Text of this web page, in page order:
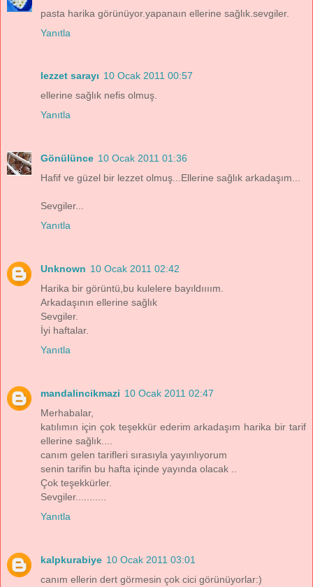
pasta harika görünüyor.yapanaın ellerine sağlık.sevgiler.
Yanıtla
lezzet sarayı 10 Ocak 2011 00:57
ellerine sağlık nefis olmuş.
Yanıtla
Gönülünce 10 Ocak 2011 01:36
Hafif ve güzel bir lezzet olmuş...Ellerine sağlık arkadaşım...
Sevgiler...
Yanıtla
Unknown 10 Ocak 2011 02:42
Harika bir görüntü,bu kulelere bayıldıııım.
Arkadaşının ellerine sağlık
Sevgiler.
İyi haftalar.
Yanıtla
mandalincikmazi 10 Ocak 2011 02:47
Merhabalar,
katılımın için çok teşekkür ederim arkadaşım harika bir tarif
ellerine sağlık....
canım gelen tarifleri sırasıyla yayınlıyorum
senin tarifin bu hafta içinde yayında olacak ..
Çok teşekkürler.
Sevgiler...........
Yanıtla
kalpkurabiye 10 Ocak 2011 03:01
canım ellerin dert görmesin çok cici görünüyorlar:)